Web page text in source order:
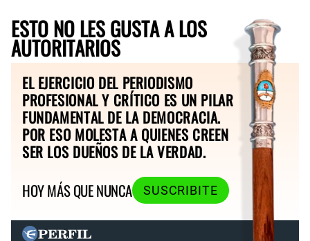
ESTO NO LES GUSTA A LOS
AUTORITARIOS
EL EJERCICIO DEL PERIODISMO
PROFESIONAL Y CRÍTICO ES UN PILAR
FUNDAMENTAL DE LA DEMOCRACIA.
POR ESO MOLESTA A QUIENES CREEN
SER LOS DUEÑOS DE LA VERDAD.
HOY MÁS QUE NUNCA
SUSCRIBITE